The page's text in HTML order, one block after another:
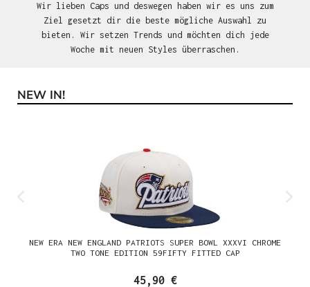
Wir lieben Caps und deswegen haben wir es uns zum
Ziel gesetzt dir die beste mögliche Auswahl zu
bieten. Wir setzen Trends und möchten dich jede
Woche mit neuen Styles überraschen.
Produktgalerie überspringen
NEW IN!
NEW ERA NEW ENGLAND PATRIOTS SUPER BOWL XXXVI CHROME
TWO TONE EDITION 59FIFTY FITTED CAP
45,90 €